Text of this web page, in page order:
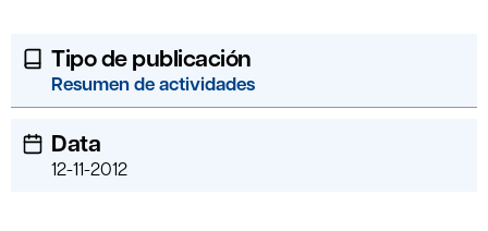
Tipo de publicación
Resumen de actividades
Data
12-11-2012